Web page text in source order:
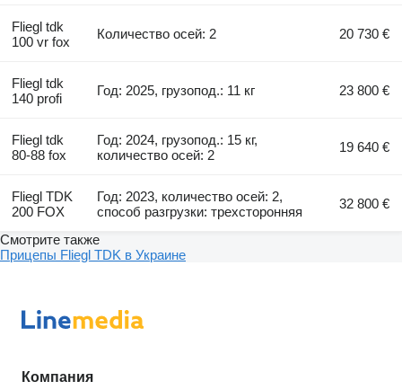
Fliegl tdk
100 vr fox
Количество осей: 2 20 730 €
Fliegl tdk
140 profi
Год: 2025, грузопод.: 11 кг 23 800 €
Fliegl tdk
80-88 fox
Год: 2024, грузопод.: 15 кг,
количество осей: 2
19 640 €
Fliegl TDK
200 FOX
Год: 2023, количество осей: 2,
способ разгрузки: трехсторонняя
32 800 €
Смотрите также
Прицепы Fliegl TDK в Украине
Компания